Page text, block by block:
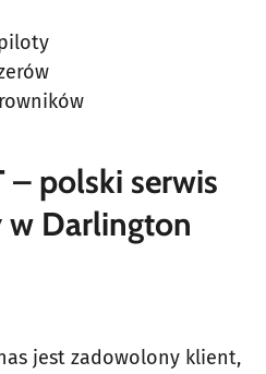
– polski serwis
Darlington
jest zadowolony klient,